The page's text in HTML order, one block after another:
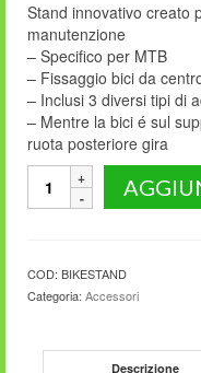
Stand innovativo creato
manutenzione
– Specifico per MTB
– Fissaggio bici da
– Inclusi 3 diversi tipi di
– Mentre la bici é sul
ruota posteriore gira
Supporto
bicicletta
COD: BIKESTAND
Categoria: Accessori
Descrizione